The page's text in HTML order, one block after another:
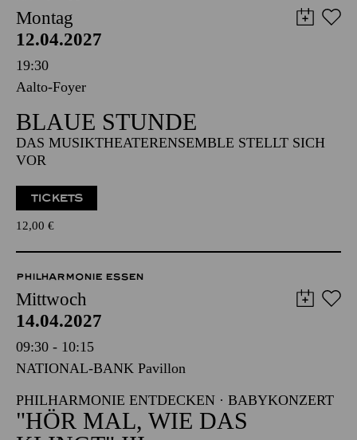
AALTO MUSIKTHEATER
Montag
12.04.2027
19:30
Aalto-Foyer
BLAUE STUNDE
DAS MUSIKTHEATERENSEMBLE STELLT SICH
VOR
12,00€
PHILHARMONIE ESSEN
Mittwoch
14.04.2027
09:30 - 10:15
NATIONAL-BANK Pavillon